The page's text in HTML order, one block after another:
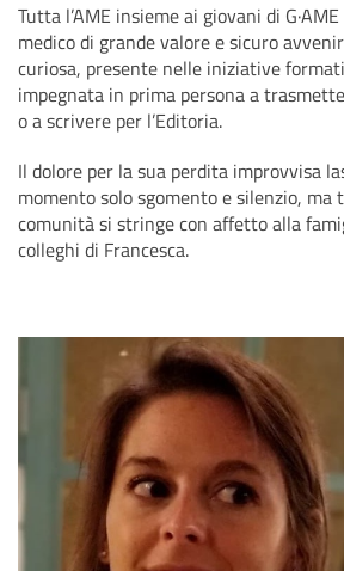
Tutta l’AME insieme ai giovani di
medico di grande valore e sicuro
curiosa, presente nelle iniziative
impegnata in prima persona a
o a scrivere per l’Editoria.
Il dolore per la sua perdita improvvisa
momento solo sgomento e silenzio,
comunità si stringe con affetto alla
colleghi di Francesca.